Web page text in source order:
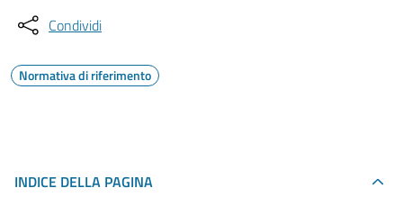
Condividi
Normativa di riferimento
INDICE DELLA PAGINA